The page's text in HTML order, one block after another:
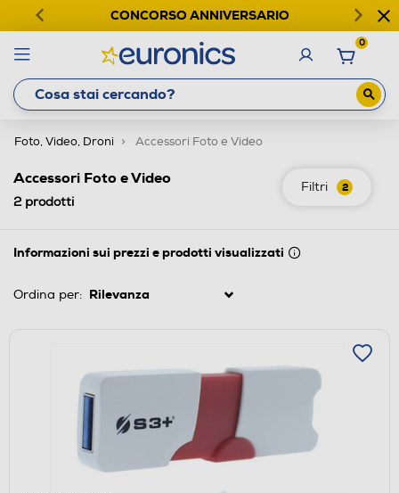
CONCORSO ANNIVERSARIO
0
Foto, Video, Droni Accessori Foto e Video
Filtri 2
Accessori Foto e Video
2prodotti
Informazioni sui prezzi e prodotti visualizzati
Ordina per: